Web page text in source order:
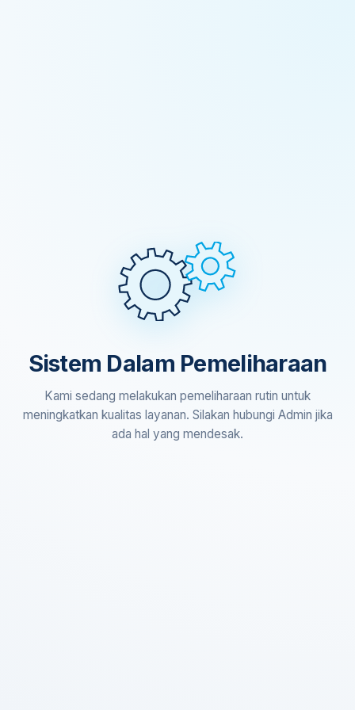
Sistem Dalam Pemeliharaan
Kami sedang melakukan pemeliharaan rutin untuk
meningkatkan kualitas layanan. Silakan hubungi Admin jika
ada hal yang mendesak.